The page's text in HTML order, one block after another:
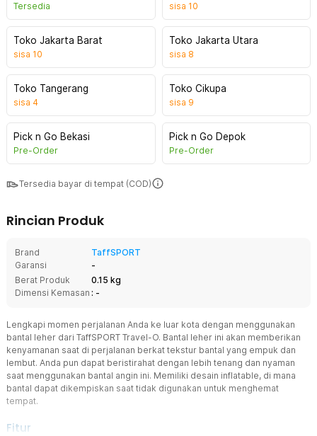
Tersedia sisa 10
Toko Jakarta Barat
sisa 10
Toko Jakarta Utara
sisa 8
Toko Tangerang
sisa 4
Toko Cikupa
sisa 9
Pick n Go Bekasi
Pre-Order
Pick n Go Depok
Pre-Order
Tersedia bayar di tempat (COD)
Rincian Produk
Brand
TaffSPORT
Garansi
-
Berat Produk
0.15 kg
Dimensi Kemasan : -
Lengkapi momen perjalanan Anda ke luar kota dengan menggunakan
bantal leher dari TaffSPORT Travel-O. Bantal leher ini akan memberikan
kenyamanan saat di perjalanan berkat tekstur bantal yang empuk dan
lembut. Anda pun dapat beristirahat dengan lebih tenang dan nyaman
saat menggunakan bantal angin ini. Memiliki desain inflatable, di mana
bantal dapat dikempiskan saat tidak digunakan untuk menghemat
tempat.
Fitur